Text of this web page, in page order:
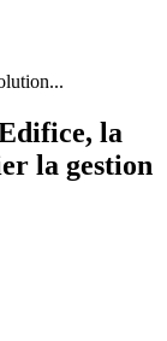
la
la gestion